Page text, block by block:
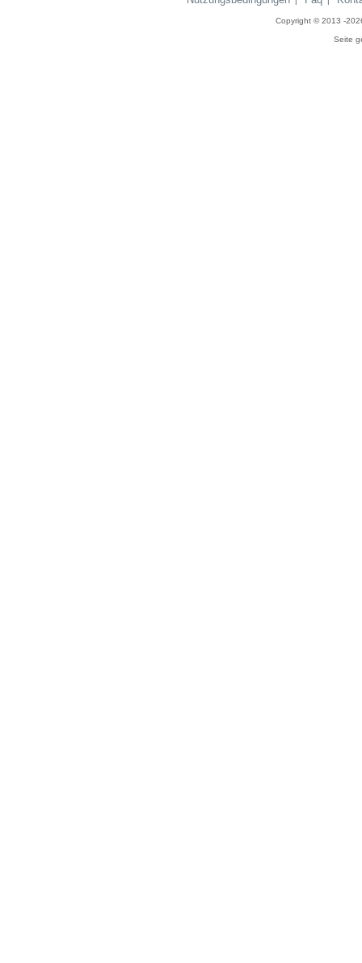
Copyright © 2013 -
Seite